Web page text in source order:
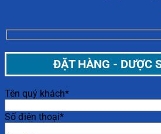
ĐẶT HÀNG - DƯỢC
Tên quý khách*
Số điện thoại*